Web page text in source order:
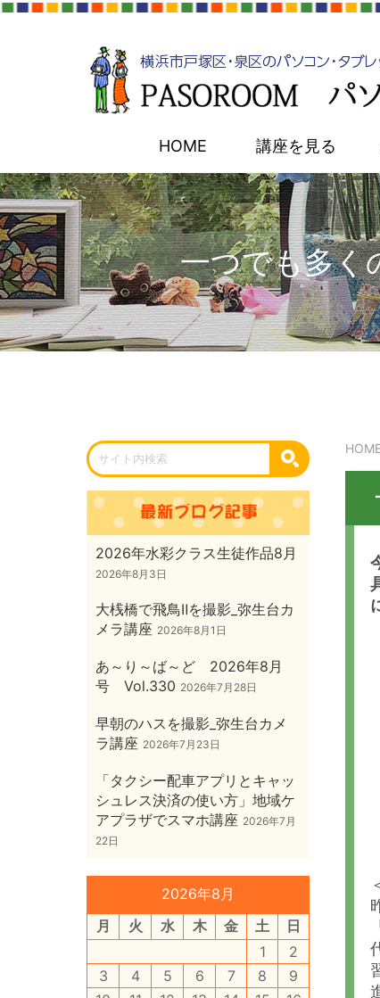
HOME 講座を見る
一つでも多く
2026年水彩クラス生徒作品8月
2026年8月3日
大桟橋で飛鳥Ⅱを撮影_弥生台カ
メラ講座 2026年8月1日
あ～り～ば～ど 2026年8月
号 Vol.330 2026年7月28日
早朝のハスを撮影_弥生台カメ
ラ講座 2026年7月23日
「タクシー配車アプリとキャッ
シュレス決済の使い方」地域ケ
アプラザでスマホ講座 2026年7月
22日
2026年8月
月
火 水 木 金 土
日
1
2
3
4 5 6 7 8
9